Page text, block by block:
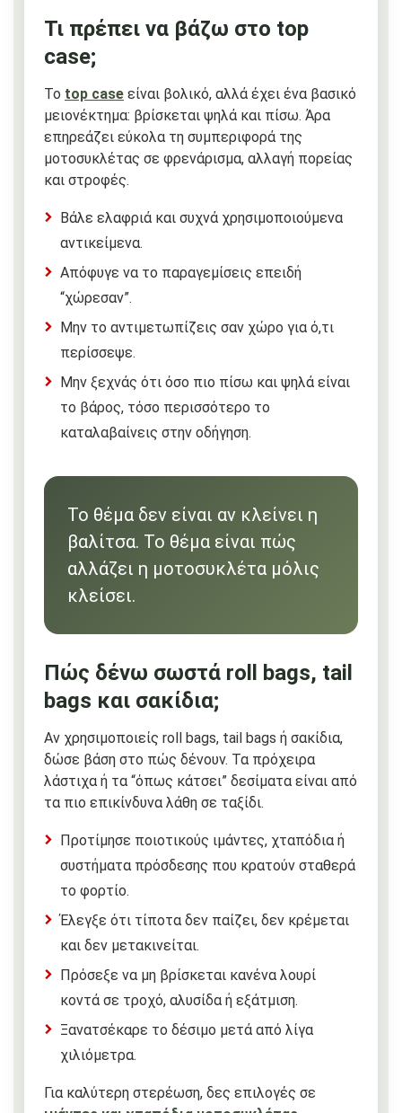
Τι πρέπει να βάζω στο top
case;
Το top case είναι βολικό, αλλά έχει ένα βασικό
μειονέκτημα: βρίσκεται ψηλά και πίσω. Άρα
επηρεάζει εύκολα τη συμπεριφορά της
μοτοσυκλέτας σε φρενάρισμα, αλλαγή πορείας
και στροφές.
Βάλε ελαφριά και συχνά χρησιμοποιούμενα
αντικείμενα.
Απόφυγε να το παραγεμίσεις επειδή
“χώρεσαν”.
Μην το αντιμετωπίζεις σαν χώρο για ό,τι
περίσσεψε.
Μην ξεχνάς ότι όσο πιο πίσω και ψηλά είναι
το βάρος, τόσο περισσότερο το
καταλαβαίνεις στην οδήγηση.
Το θέμα δεν είναι αν κλείνει η
βαλίτσα. Το θέμα είναι πώς
αλλάζει η μοτοσυκλέτα μόλις
κλείσει.
Πώς δένω σωστά roll bags, tail
bags και σακίδια;
Αν χρησιμοποιείς roll bags, tail bags ή σακίδια,
δώσε βάση στο πώς δένουν. Τα πρόχειρα
λάστιχα ή τα “όπως κάτσει” δεσίματα είναι από
τα πιο επικίνδυνα λάθη σε ταξίδι.
Προτίμησε ποιοτικούς ιμάντες, χταπόδια ή
συστήματα πρόσδεσης που κρατούν σταθερά
το φορτίο.
Έλεγξε ότι τίποτα δεν παίζει, δεν κρέμεται
και δεν μετακινείται.
Πρόσεξε να μη βρίσκεται κανένα λουρί
κοντά σε τροχό, αλυσίδα ή εξάτμιση.
Ξανατσέκαρε το δέσιμο μετά από λίγα
χιλιόμετρα.
Για καλύτερη στερέωση, δες επιλογές σε